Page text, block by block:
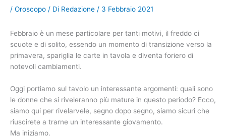
/ Oroscopo / Di Redazione / 3 Febbraio 2021
Febbraio è un mese particolare per tanti motivi, il freddo ci
scuote e di solito, essendo un momento di transizione verso la
primavera, spariglia le carte in tavola e diventa foriero di
notevoli cambiamenti.
Oggi portiamo sul tavolo un interessante argomenti: quali sono
le donne che si riveleranno più mature in questo periodo? Ecco,
siamo qui per rivelarvele, segno dopo segno, siamo sicuri che
riuscirete a trarne un interessante giovamento.
Ma iniziamo.